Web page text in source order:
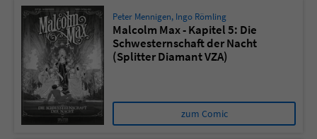
Peter Mennigen, Ingo Römling
Malcolm Max - Kapitel 5: Die
Schwesternschaft der Nacht
(Splitter Diamant VZA)
zum Comic